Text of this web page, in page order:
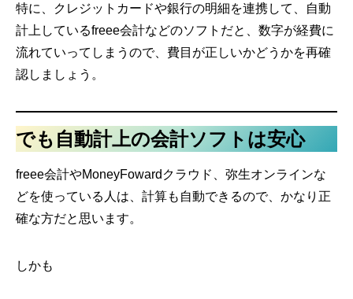
特に、クレジットカードや銀行の明細を連携して、自動
計上しているfreee会計などのソフトだと、数字が経費に
流れていってしまうので、費目が正しいかどうかを再確
認しましょう。
でも自動計上の会計ソフトは安心
freee会計やMoneyFowardクラウド、弥生オンラインな
どを使っている人は、計算も自動できるので、かなり正
確な方だと思います。
しかも